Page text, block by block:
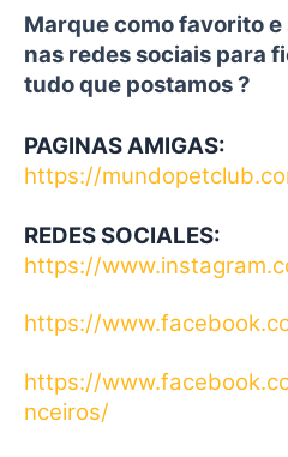
Marque como favorito
nas redes sociais para
tudo que postamos ?
PAGINAS AMIGAS:
https://
REDES SOCIALES:
https://
https://
https://
nceiros/